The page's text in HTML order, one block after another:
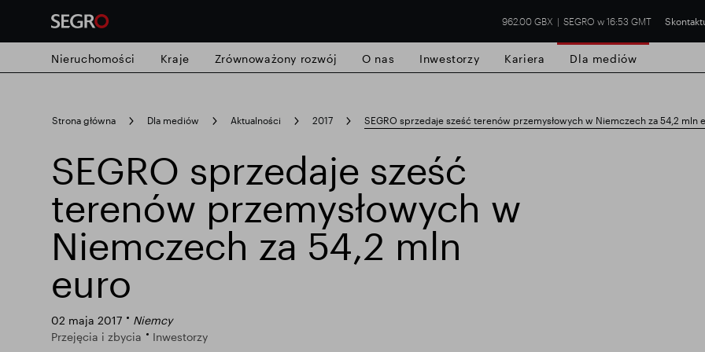
962.00 GBX SEGRO w 16:53 GMT
search
for
Popularne wyszukiwanie
Odpowiedzialny SEGRO Posiadłość handlowa w Slough
Nieruchomości Kraje Zrównoważony rozwój O nas Inwestorzy Kariera Dla mediów
Strona główna Dla mediów Aktualności 2017 SEGRO sprzedaje sześć terenów przemysłowych w Niemczech za 54,2 mln
SEGRO sprzedaje sześć
terenów przemysłowych w
Niemczech za 54,2 mln
euro
02 maja 2017
Niemcy
Przejęcia i zbycia
Inwestorzy